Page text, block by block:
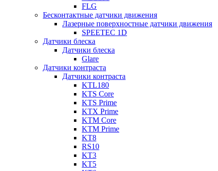
FLG
Бесконтактные датчики движения
Лазерные поверхностные датчики движения
SPEETEC 1D
Датчики блеска
Датчики блеска
Glare
Датчики контраста
Датчики контраста
KTL180
KTS Core
KTS Prime
KTX Prime
KTM Core
KTM Prime
KT8
RS10
KT3
KT5